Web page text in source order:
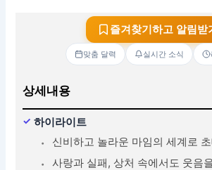
즐겨찾기하고 알림받
맞춤 달력 실시간 소식
상세내용
하이라이트
신비하고 놀라운 마임의 세계로
사랑과 실패, 상처 속에서도 웃음